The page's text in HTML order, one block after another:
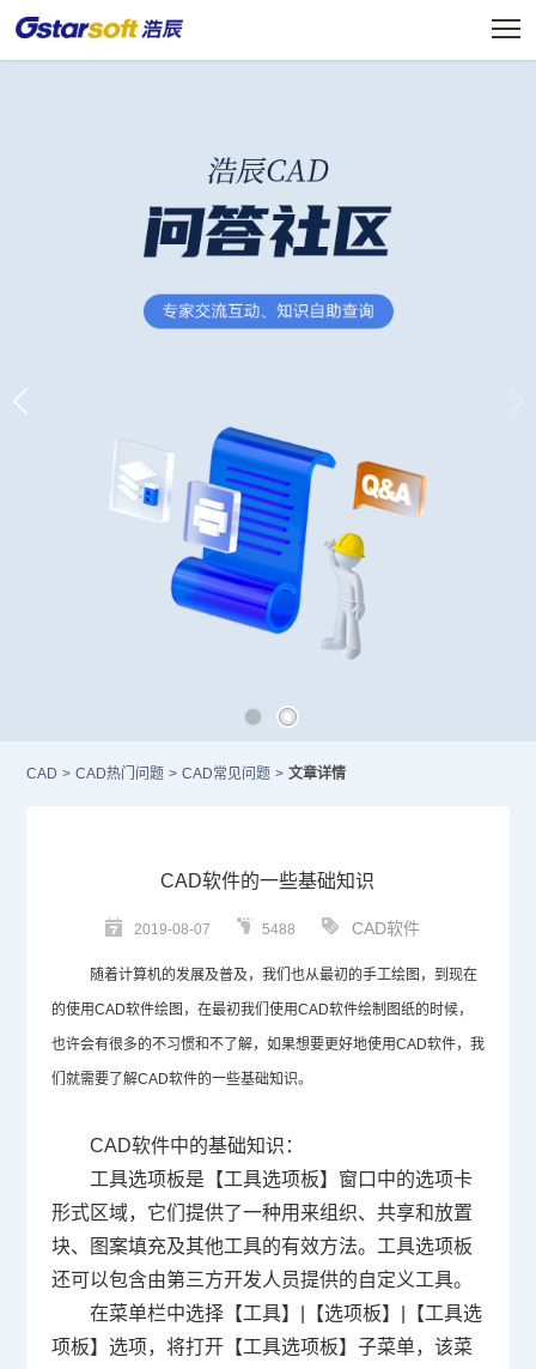
CAD > CAD热门问题 > CAD常见问题 > 文章详情
CAD软件的一些基础知识
2019-08-07 5488 CAD软件
随着计算机的发展及普及，我们也从最初的手工绘图，到现在
的使用CAD软件绘图，在最初我们使用CAD软件绘制图纸的时候，
也许会有很多的不习惯和不了解，如果想要更好地使用CAD软件，我
们就需要了解CAD软件的一些基础知识。
CAD软件中的基础知识：
工具选项板是【工具选项板】窗口中的选项卡
形式区域，它们提供了一种用来组织、共享和放置
块、图案填充及其他工具的有效方法。工具选项板
还可以包含由第三方开发人员提供的自定义工具。
在菜单栏中选择【工具】
【选项板】
【工具选
项板】选项，将打开【工具选项板】子菜单，该菜